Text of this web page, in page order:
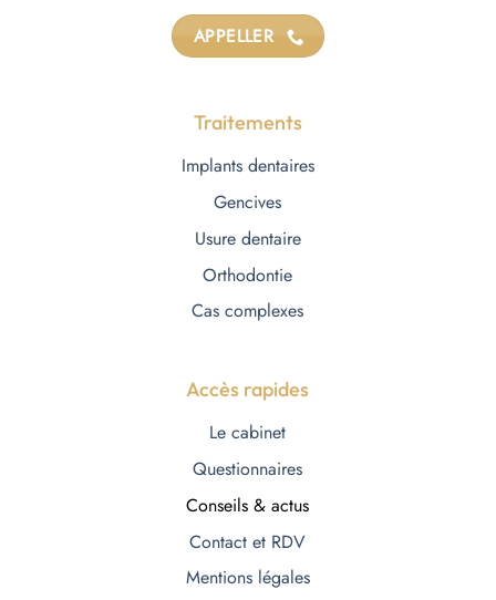
APPELLER
Traitements
Implants dentaires
Gencives
Usure dentaire
Orthodontie
Cas complexes
Accès rapides
Le cabinet
Questionnaires
Conseils & actus
Contact et RDV
Mentions légales